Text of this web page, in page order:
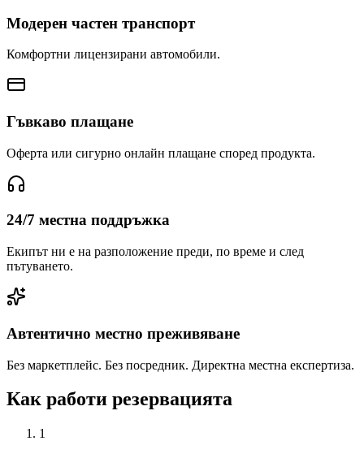
Модерен частен транспорт
Комфортни лицензирани автомобили.
Гъвкаво плащане
Оферта или сигурно онлайн плащане според продукта.
24/7 местна поддръжка
Екипът ни е на разположение преди, по време и след
пътуването.
Автентично местно преживяване
Без маркетплейс. Без посредник. Директна местна експертиза.
Как работи резервацията
1